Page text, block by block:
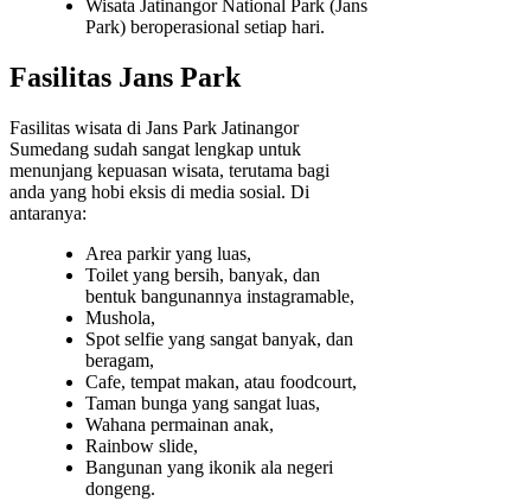
Wisata Jatinangor National Park (Jans
Park) beroperasional setiap hari.
Fasilitas Jans Park
Fasilitas wisata di Jans Park Jatinangor
Sumedang sudah sangat lengkap untuk
menunjang kepuasan wisata, terutama bagi
anda yang hobi eksis di media sosial. Di
antaranya:
Area parkir yang luas,
Toilet yang bersih, banyak, dan
bentuk bangunannya instagramable,
Mushola,
Spot selfie yang sangat banyak, dan
beragam,
Cafe, tempat makan, atau foodcourt,
Taman bunga yang sangat luas,
Wahana permainan anak,
Rainbow slide,
Bangunan yang ikonik ala negeri
dongeng.